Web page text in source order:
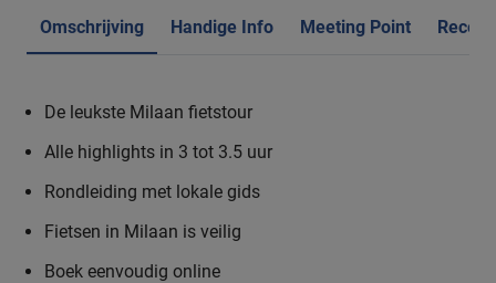
Omschrijving Handige Info Meeting Point
De leukste Milaan fietstour
Alle highlights in 3 tot 3.5 uur
Rondleiding met lokale gids
Fietsen in Milaan is veilig
Boek eenvoudig online